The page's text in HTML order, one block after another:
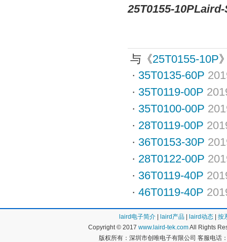
25T0155-
与《25T0155-10P
· 35T0135-60P
· 35T0119-00P
· 35T0100-00P
· 28T0119-00P
· 36T0153-30P
· 28T0122-00P
· 36T0119-40P
· 46T0119-40P
laird电子简介 laird产品 laird动态
按
Copyright © 2017 www.laird-tek.comAll Rights
版权所有：深圳市创唯电子有限公司 客服电话